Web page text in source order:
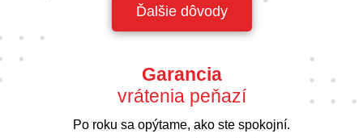
Ďalšie dôvody
Garancia
vrátenia peňazí
Po roku sa opýtame, ako ste spokojní.